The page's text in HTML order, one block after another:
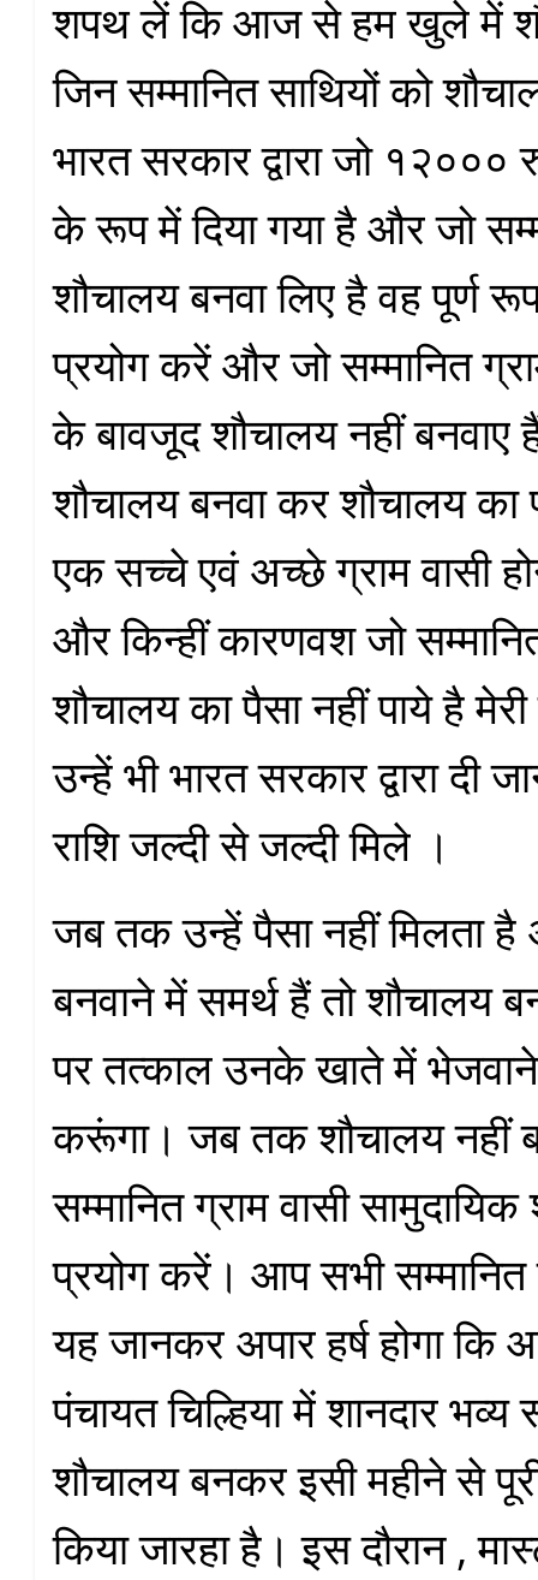
शपथ लें कि आज से हम खुले में
जिन सम्मानित साथियों को
भारत सरकार द्वारा जो १२०००
के रूप में दिया गया है और जो
शौचालय बनवा लिए है वह पूर्ण
प्रयोग करें और जो सम्मानित
के बावजूद शौचालय नहीं बनवाए
शौचालय बनवा कर शौचालय
एक सच्चे एवं अच्छे ग्राम वासी
और किन्हीं कारणवश जो
शौचालय का पैसा नहीं पाये है
उन्हें भी भारत सरकार द्वारा दी
राशि जल्दी से जल्दी मिले ।
जब तक उन्हें पैसा नहीं मिलता
बनवाने में समर्थ हैं तो शौचालय
पर तत्काल उनके खाते में
करूंगा। जब तक शौचालय नहीं
सम्मानित ग्राम वासी
प्रयोग करें। आप सभी सम्मानित
यह जानकर अपार हर्ष होगा कि
पंचायत चिल्हिया में शानदार भव्य
शौचालय बनकर इसी महीने से
किया जारहा है। इस दौरान ,